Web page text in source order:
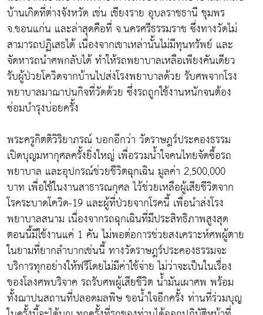
บ้านเกิดที่ต่างจังหวัด เช่น เชียงราย อุบลราชธานี ชุมพร
จ.ขอนแก่น และล่าสุดคือที่ จ.นครศรีธรรมราช ซึ่งทางวัดไม่
สามารถปฏิเสธได้ เนื่องจากเขาเหล่านั้นไม่มีทุนทรัพย์ และ
จัดหารถนำศพกลับได้ ทำให้รถพยาบาลเหลือเพียงคันเดียว
รับผู้ป่วยโควิดจากบ้านไปส่งโรงพยาบาลด้วย รับศพจากโรง
พยาบาลมาฌาปนกิจที่วัดด้วย ซึ่งรถถูกใช้งานหนักจนต้อง
ซ่อมบำรุงบ่อยครั้ง
พระครูกิตติวิริยาภรณ์ บอกอีกว่า วัดราษฎร์ประคองธรรม
เปิดบุญมหากุศลครั้งยิ่งใหญ่ เพื่อรวมน้ำใจคนไทยจัดซื้อรถ
พยาบาล และอุปกรณ์ช่วยชีวิตฉุกเฉิน มูลค่า 2,500,000
บาท เพื่อใช้ในงานสาธารณกุศล ไว้ช่วยเหลือผู้เสียชีวิตจาก
โรคระบาดโควิด-19 และผู้ที่ป่วยจากโรคนี้ เพื่อนำส่งโรง
พยาบาลสนาม เนื่องจากรถฉุกเฉินที่มีประสิทธิภาพสูงสุด
ตอนนี้มีใช้งานแค่ 1 คัน ไม่พอต่อการช่วยสงเคราะห์ศพผู้ตาย
ในยามที่ยากลำบากเช่นนี้ ทางวัดราษฎร์ประคองธรรมจะ
บริการทุกอย่างให้ฟรีโดยไม่มีค่าใช้จ่าย ไม่ว่าจะเป็นในเรื่อง
ของโลงศพบริจาค รถรับศพผู้เสียชีวิต น้ำมันเผาศพ พร้อม
ทั้งฌาปนสถานที่ปลอดมลพิษ ขอน้ำใจอีกครั้ง ท่านที่ร่วมบุญ